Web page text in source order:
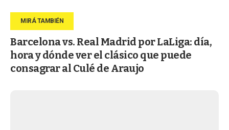
Barcelona vs. Real Madrid por LaLiga: día,
hora y dónde ver el clásico que puede
consagrar al Culé de Araujo